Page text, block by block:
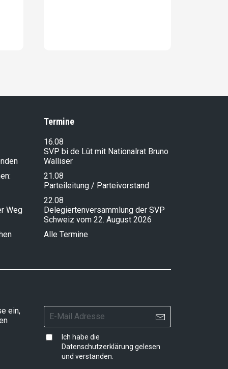
Weg
Termine
16.08
SVP bi de Lüt mit Nationalrat Bruno
Walliser
21.08
Parteileitung / Parteivorstand
22.08
Delegiertenversammlung der SVP
Schweiz vom 22. August 2026
Alle Termine
ein,
Ich habe die
Datenschutzerklärung gelesen
und verstanden.